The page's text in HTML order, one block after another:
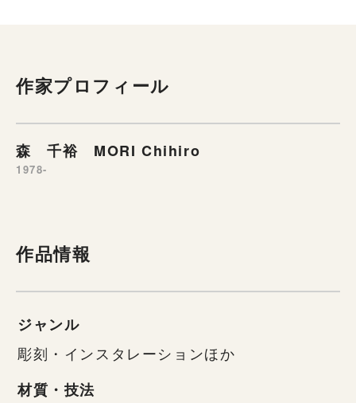
作家プロフィール
森 千裕 MORI Chihiro
1978-
作品情報
ジャンル
彫刻・インスタレーションほか
材質・技法